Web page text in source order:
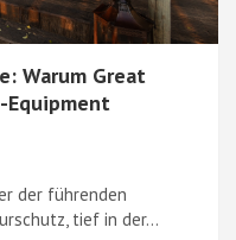
Warum Great
Equipment
der führenden
tief in der…